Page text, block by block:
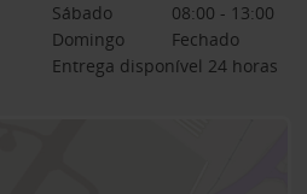
Sábado
08:00 - 13:00
Domingo
Fechado
Entrega disponível 24 horas